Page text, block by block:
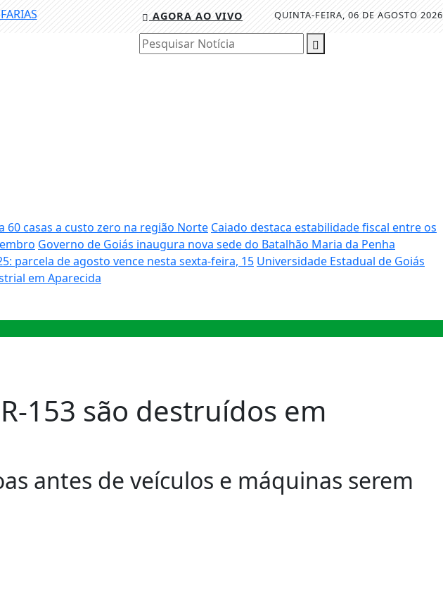
QUINTA-FEIRA, 06 DE AGOSTO 2026
AGORA AO VIVO
Pesquisar Notícia
60 casas a custo zero na região Norte Caiado destaca estabilidade fiscal entre os
Governo de Goiás inaugura nova sede do Batalhão Maria da Penha
parcela de agosto vence nesta sexta-feira, 15 Universidade Estadual de Goiás
em Aparecida
153 são destruídos em
antes de veículos e máquinas serem